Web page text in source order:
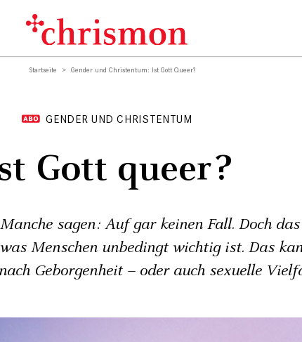
Startseite Gender und Christentum: Ist Gott Queer?
GENDER UND CHRISTENTUM
Gott queer?
sagen: Auf gar keinen Fall. Doch
Menschen unbedingt wichtig ist. Das
Geborgenheit – oder auch sexuelle